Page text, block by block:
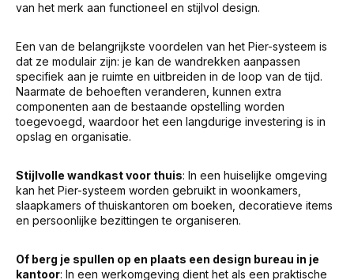
van het merk aan functioneel en stijlvol design.
Een van de belangrijkste voordelen van het Pier-systeem is
dat ze modulair zijn: je kan de wandrekken aanpassen
specifiek aan je ruimte en uitbreiden in de loop van de tijd.
Naarmate de behoeften veranderen, kunnen extra
componenten aan de bestaande opstelling worden
toegevoegd, waardoor het een langdurige investering is in
opslag en organisatie.
Stijlvolle wandkast voor thuis: In een huiselijke omgeving
kan het Pier-systeem worden gebruikt in woonkamers,
slaapkamers of thuiskantoren om boeken, decoratieve items
en persoonlijke bezittingen te organiseren.
Of berg je spullen op en plaats een design bureau in je
kantoor: In een werkomgeving dient het als een praktische